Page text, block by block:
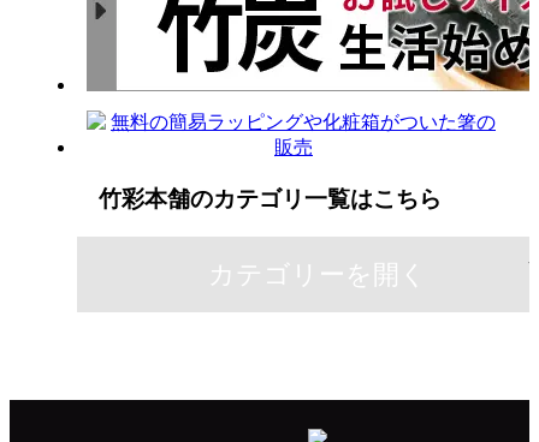
竹彩本舗のカテゴリ一覧はこちら
カテゴリーを開く